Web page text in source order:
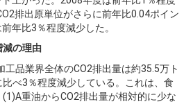
排出原単位がさらに前年比0.04ポイン
年比3％程度減少した。
の理由
工品業界全体のCO2排出量は約35.5万ト
べ3％程度減少している。これは、食
重油からCO2排出量が相対的に少な